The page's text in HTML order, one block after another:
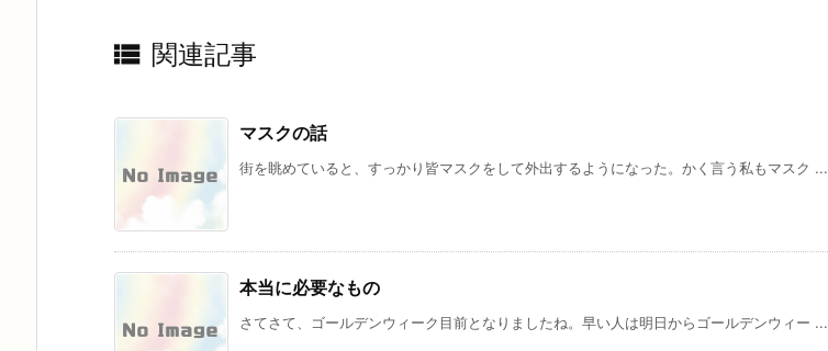
 関連記事
マスクの話
街を眺めていると、すっかり皆マスクをして外出するようになった。かく言う私もマスク ...
本当に必要なもの
さてさて、ゴールデンウィーク目前となりましたね。早い人は明日からゴールデンウィー ...